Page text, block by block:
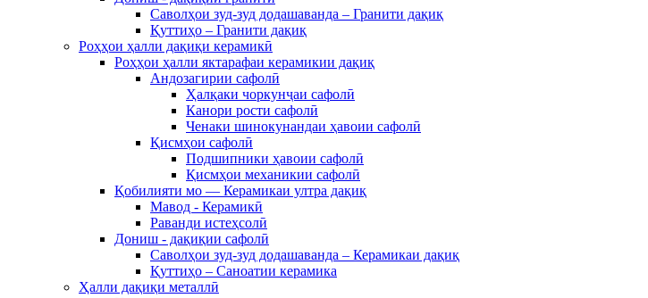
Саволҳои зуд-зуд додашаванда – Гранити дақиқ
Қуттиҳо – Гранити дақиқ
Роҳҳои ҳалли дақиқи керамикӣ
Роҳҳои ҳалли яктарафаи керамикии дақиқ
Андозагирии сафолӣ
Ҳалқаки чоркунҷаи сафолӣ
Канори рости сафолӣ
Ченаки шинокунандаи ҳавоии сафолӣ
Қисмҳои сафолӣ
Подшипники ҳавоии сафолӣ
Қисмҳои механикии сафолӣ
Қобилияти мо — Керамикаи ултра дақиқ
Мавод - Керамикӣ
Раванди истеҳсолӣ
Дониш - дақиқии сафолӣ
Саволҳои зуд-зуд додашаванда – Керамикаи дақиқ
Қуттиҳо – Саноатии керамика
Ҳалли дақиқи металлӣ